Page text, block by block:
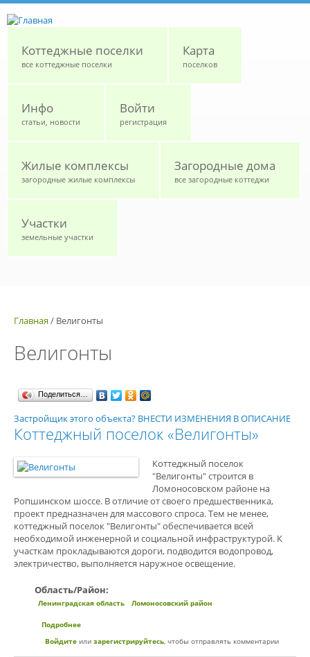
Коттеджные поселки
все коттеджные поселки
Карта
поселков
Инфо
статьи, новости
Войти
регистрация
Жилые комплексы
загородные жилые комплексы
Загородные дома
все загородные коттеджи
Участки
земельные участки
Главная / Велигонты
Велигонты
Поделиться…
Застройщик этого объекта? ВНЕСТИ ИЗМЕНЕНИЯ В ОПИСАНИЕ
Коттеджный поселок «Велигонты»
Коттеджный поселок
"Велигонты" строится в
Ломоносовском районе на
Ропшинском шоссе. В отличие от своего предшественника,
проект предназначен для массового спроса. Тем не менее,
коттеджный поселок "Велигонты" обеспечивается всей
необходимой инженерной и социальной инфраструктурой. К
участкам прокладываются дороги, подводится водопровод,
электричество, выполняется наружное освещение.
Область/Район:
Ленинградская область Ломоносовский район
Подробнее
Войдите или зарегистрируйтесь, чтобы отправлять комментарии